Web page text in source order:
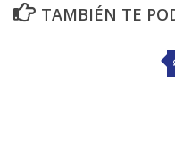
TAMBIÉN TE